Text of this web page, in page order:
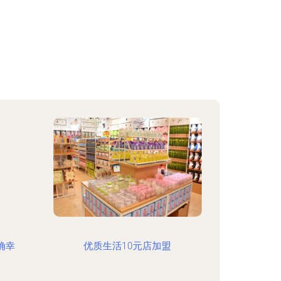
幸 优质生活10元店加盟